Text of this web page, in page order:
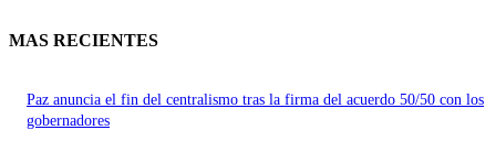
MAS RECIENTES
Paz anuncia el fin del centralismo tras la firma del acuerdo 50/50 con los
gobernadores